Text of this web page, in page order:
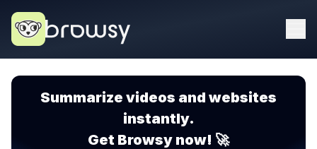
Summarize videos and websites
instantly.
Get Browsy now! 🚀